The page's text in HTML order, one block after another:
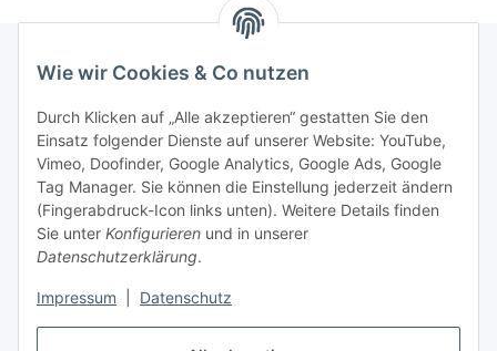
Wie wir Cookies & Co nutzen
Durch Klicken auf „Alle akzeptieren“ gestatten Sie den
Einsatz folgender Dienste auf unserer Website: YouTube,
Vimeo, Doofinder, Google Analytics, Google Ads, Google
Tag Manager. Sie können die Einstellung jederzeit ändern
(Fingerabdruck-Icon links unten). Weitere Details finden
Sie unter Konfigurieren und in unserer
Datenschutzerklärung.
Impressum Datenschutz
Rechtliches
Allgemeines
Firma